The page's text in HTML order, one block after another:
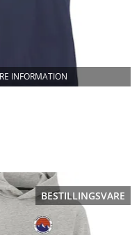
INFORMATION
BESTILLINGSVARE